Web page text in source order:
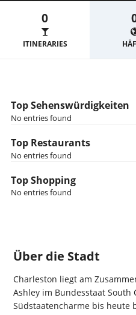
0
ITINERARIES
Top Sehenswürdigkeiten
No entries found
Top Restaurants
No entries found
Top Shopping
No entries found
Über die Stadt
Charleston liegt am
Ashley im Bundesstaat
Südstaatencharme bis heute